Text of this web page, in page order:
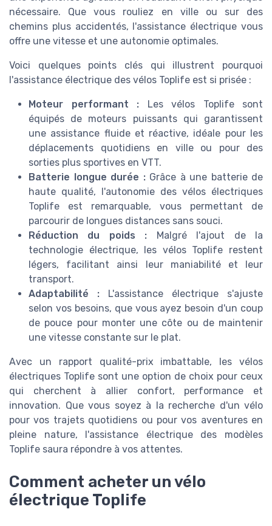
nécessaire. Que vous rouliez en ville ou sur des
chemins plus accidentés, l'assistance électrique vous
offre une vitesse et une autonomie optimales.
Voici quelques points clés qui illustrent pourquoi
l'assistance électrique des vélos Toplife est si prisée :
Moteur performant : Les vélos Toplife sont
équipés de moteurs puissants qui garantissent
une assistance fluide et réactive, idéale pour les
déplacements quotidiens en ville ou pour des
sorties plus sportives en VTT.
Batterie longue durée :Grâce à une batterie de
haute qualité, l'autonomie des vélos électriques
Toplife est remarquable, vous permettant de
parcourir de longues distances sans souci.
Réduction du poids : Malgré l'ajout de la
technologie électrique, les vélos Toplife restent
légers, facilitant ainsi leur maniabilité et leur
transport.
Adaptabilité : L'assistance électrique s'ajuste
selon vos besoins, que vous ayez besoin d'un coup
de pouce pour monter une côte ou de maintenir
une vitesse constante sur le plat.
Avec un rapport qualité-prix imbattable, les vélos
électriques Toplife sont une option de choix pour ceux
qui cherchent à allier confort, performance et
innovation. Que vous soyez à la recherche d'un vélo
pour vos trajets quotidiens ou pour vos aventures en
pleine nature, l'assistance électrique des modèles
Toplife saura répondre à vos attentes.
Comment acheter un vélo
électrique Toplife